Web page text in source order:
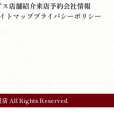
店舗紹介来店予約会社情報
トマッププライバシーポリシー
All Rights Reserved.